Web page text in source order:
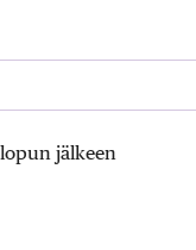
jälkeen